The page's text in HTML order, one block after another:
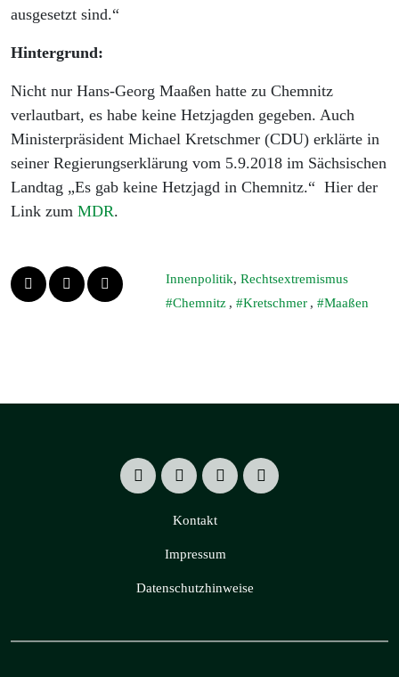
ausgesetzt sind.“
Hintergrund:
Nicht nur Hans-Georg Maaßen hatte zu Chemnitz
verlautbart, es habe keine Hetzjagden gegeben. Auch
Ministerpräsident Michael Kretschmer (CDU) erklärte in
seiner Regierungserklärung vom 5.9.2018 im Sächsischen
Landtag „Es gab keine Hetzjagd in Chemnitz.“ Hier der
Link zum MDR.
Innenpolitik, Rechtsextremismus
Chemnitz , Kretschmer , Maaßen
Kontakt
Impressum
Datenschutzhinweise